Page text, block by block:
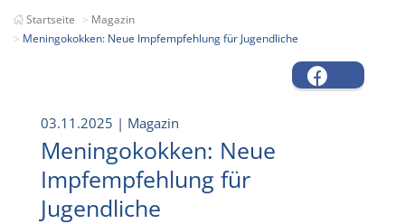
Startseite
Magazin
Meningokokken: Neue Impfempfehlung für Jugendliche
03.11.2025 | Magazin
Meningokokken: Neue
Impfempfehlung für
Jugendliche